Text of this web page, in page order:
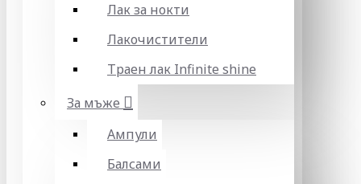
Лак за нокти
Лакочистители
Траен лак Infinite shine
За мъже
Ампули
Балсами